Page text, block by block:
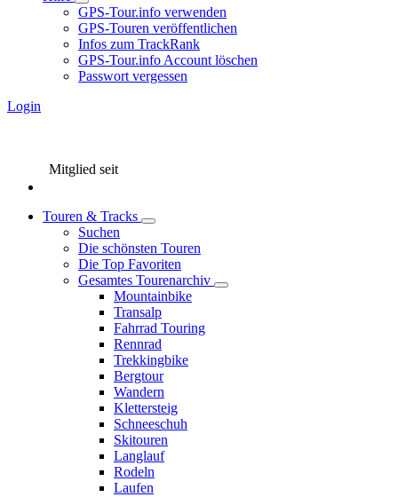
GPS-Tour.info verwenden
GPS-Touren veröffentlichen
Infos zum TrackRank
GPS-Tour.info Account löschen
Passwort vergessen
Login
Mitglied seit
Touren & Tracks
Suchen
Die schönsten Touren
Die Top Favoriten
Gesamtes Tourenarchiv
Mountainbike
Transalp
Fahrrad Touring
Rennrad
Trekkingbike
Bergtour
Wandern
Klettersteig
Schneeschuh
Skitouren
Langlauf
Rodeln
Laufen